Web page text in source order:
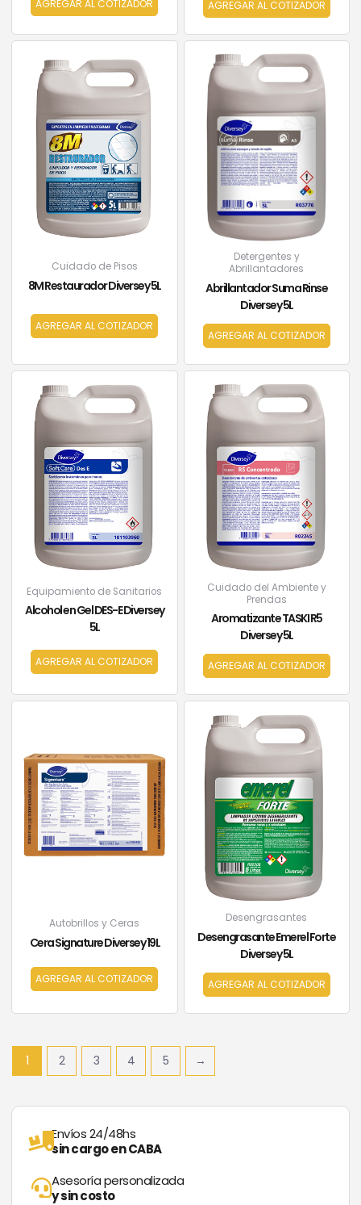
AGREGAR AL COTIZADOR AGREGAR AL COTIZADOR
Cuidado de Pisos
8M Restaurador Diversey 5L
AGREGAR AL COTIZADOR
Detergentes y
Abrillantadores
Abrillantador Suma Rinse
Diversey 5L
AGREGAR AL COTIZADOR
Equipamiento de Sanitarios
Alcohol en Gel DES-E Diversey
5L
AGREGAR AL COTIZADOR
Cuidado del Ambiente y
Prendas
Aromatizante TASKI R5
Diversey 5L
AGREGAR AL COTIZADOR
Autobrillos y Ceras
Cera Signature Diversey 19L
AGREGAR AL COTIZADOR
Desengrasantes
Desengrasante Emerel Forte
Diversey 5L
AGREGAR AL COTIZADOR
1 2 3 4 5 →
Envíos 24/48hs
sin cargo en CABA
Asesoría personalizada
y sin costo